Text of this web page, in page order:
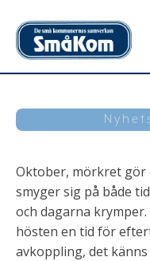
Oktober, mörkret gör
smyger sig på både
och dagarna
hösten en tid för
avkoppling, det